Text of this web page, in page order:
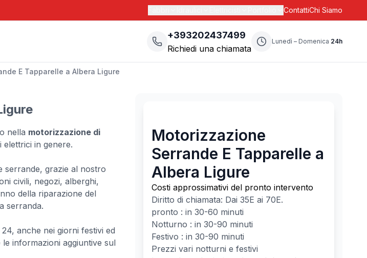
ContattiChi Siamo
+393202437499
Richiedi una chiamata
Lunedì – Domenica 24h
E Tapparelle a Albera Ligure
nella motorizzazione di
in genere.
serrande, grazie al nostro
civili, negozi, alberghi,
della riparazione del
serranda.
anche nei giorni festivi ed
informazioni aggiuntive sul
Motorizzazione
Serrande E Tapparelle a
Albera Ligure
Costi approssimativi del pronto intervento
Diritto di chiamata: Dai 35E ai 70E.
pronto : in 30-60 minuti
Notturno : in 30-90 minuti
Festivo : in 30-90 minuti
Prezzi vari notturni e festivi